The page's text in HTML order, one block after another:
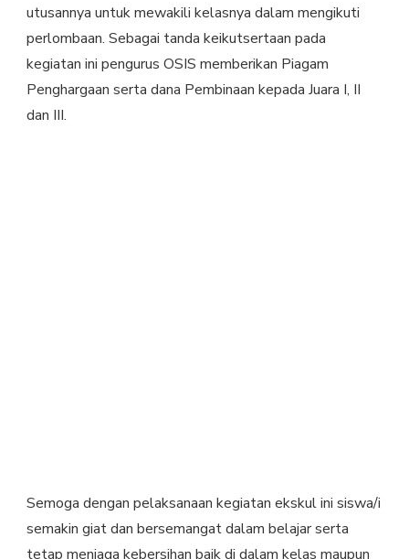
utusannya untuk mewakili kelasnya dalam mengikuti
perlombaan. Sebagai tanda keikutsertaan pada
kegiatan ini pengurus OSIS memberikan Piagam
Penghargaan serta dana Pembinaan kepada Juara I, II
dan III.
Semoga dengan pelaksanaan kegiatan ekskul ini siswa/i
semakin giat dan bersemangat dalam belajar serta